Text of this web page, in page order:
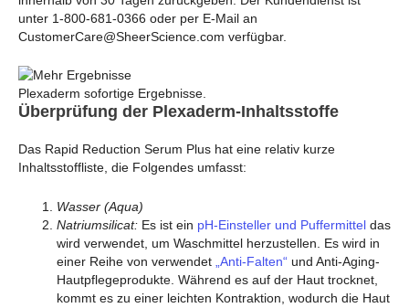
unter 1-800-681-0366 oder per E-Mail an
CustomerCare@SheerScience.com verfügbar.
Plexaderm sofortige Ergebnisse.
Überprüfung der Plexaderm-Inhaltsstoffe
Das Rapid Reduction Serum Plus hat eine relativ kurze
Inhaltsstoffliste, die Folgendes umfasst:
Wasser (Aqua)
Natriumsilicat: Es ist ein pH-Einsteller und Puffermittel das
wird verwendet, um Waschmittel herzustellen. Es wird in
einer Reihe von verwendet „Anti-Falten“ und Anti-Aging-
Hautpflegeprodukte. Während es auf der Haut trocknet,
kommt es zu einer leichten Kontraktion, wodurch die Haut